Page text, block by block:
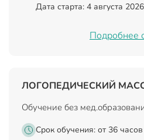
Дата старта: 4 августа
Подробнее
ЛОГОПЕДИЧЕСКИЙ
Обучение без
Срок обучения: от 36 часов